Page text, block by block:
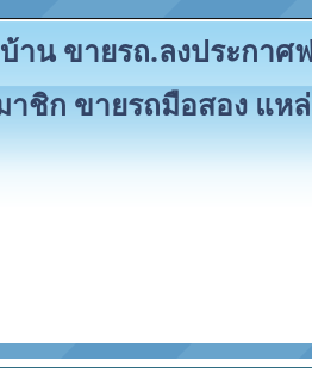
าน ขายรถ.ลงประกา
ก ขายรถมือสอง แห